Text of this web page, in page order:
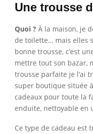
Une trousse
Quoi ? À la maison, je
de toilette… mais elles
bonne trousse, c’est
mettre tout son bazar,
trousse parfaite je l’ai
super boutique située
cadeaux pour toute la
enduite, nettoyable en
Ce type de cadeau est